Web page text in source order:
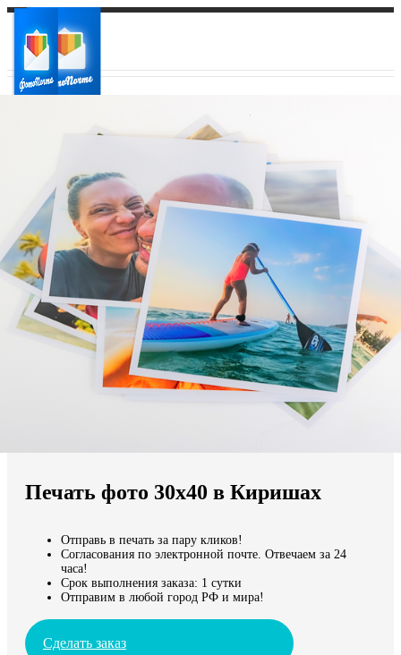
Ваш регион доставки
Выберите из списка:
Мы доставляем по всему миру
Продолжить без города
Печать фото 30х40 в Киришах
Отправь в печать за пару кликов!
Согласования по электронной почте. Отвечаем за 24
часа!
Срок выполнения заказа: 1 сутки
Отправим в любой город РФ и мира!
Сделать заказ